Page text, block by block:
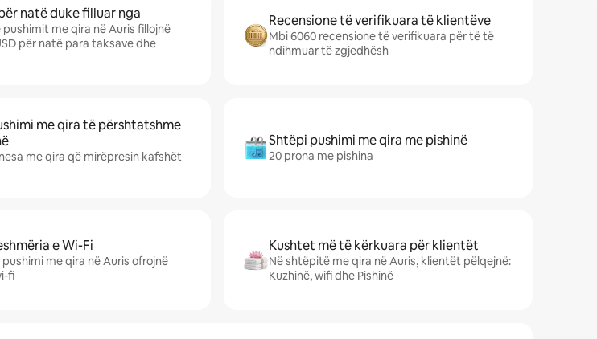
natë duke filluar nga
me qira në Auris fillojnë
për natë para taksave dhe
Recensione të verifikuara të klientëve
Mbi 6060 recensione të verifikuara për të të
ndihmuar të zgjedhësh
me qira të përshtatshme
me qira që mirëpresin kafshët
Shtëpi pushimi me qira me pishinë
20 prona me pishina
e Wi-Fi
me qira në Auris ofrojnë
fi
Kushtet më të kërkuara për klientët
Në shtëpitë me qira në Auris, klientët pëlqejnë:
Kuzhinë, wifi dhe Pishinë